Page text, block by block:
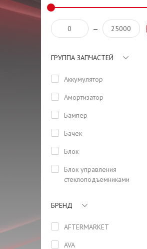
—
ГРУППА ЗАПЧАСТЕЙ
Аккумулятор
Амортизатор
Бампер
Бачек
Блок
Блок управления
стеклоподъемниками
Боковая панель кузова
Болт
Болт ГБЦ
БРЕНД
AFTERMARKET
AVA